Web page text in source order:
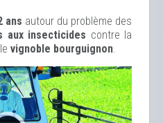
ans autour du problème des
aux insecticides contre la
vignoble bourguignon.